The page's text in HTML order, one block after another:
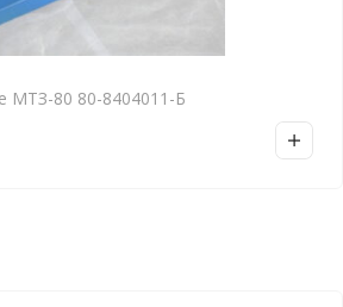
МТЗ-80 80-8404011-Б